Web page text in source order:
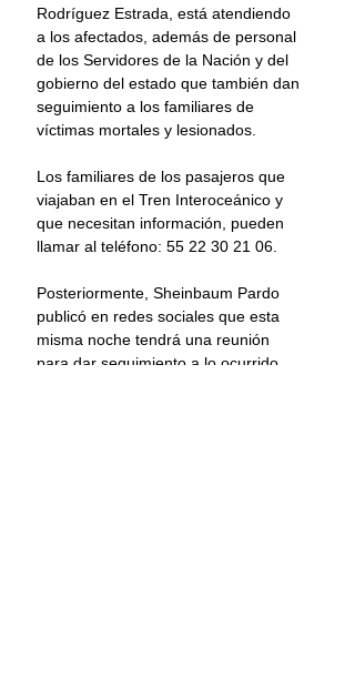
Rodríguez Estrada, está atendiendo
a los afectados, además de personal
de los Servidores de la Nación y del
gobierno del estado que también dan
seguimiento a los familiares de
víctimas mortales y lesionados.
Los familiares de los pasajeros que
viajaban en el Tren Interoceánico y
que necesitan información, pueden
llamar al teléfono: 55 22 30 21 06.
Posteriormente, Sheinbaum Pardo
publicó en redes sociales que esta
misma noche tendrá una reunión
para dar seguimiento a lo ocurrido,